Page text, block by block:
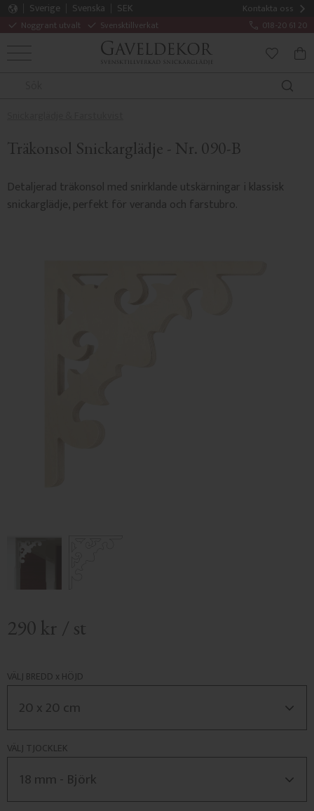
Kontakta oss
Noggrant utvalt Svensktillverkat 018-20 61 20
Sverige Svenska
SEK
MENY
Träkonsol Snickarglädje - Nr. 090-B
Detaljerad träkonsol med snirklande utskärningar i klassisk
snickarglädje, perfekt för veranda och farstubro.
290 kr / st
VÄLJ BREDD x HÖJD
VÄLJ TJOCKLEK